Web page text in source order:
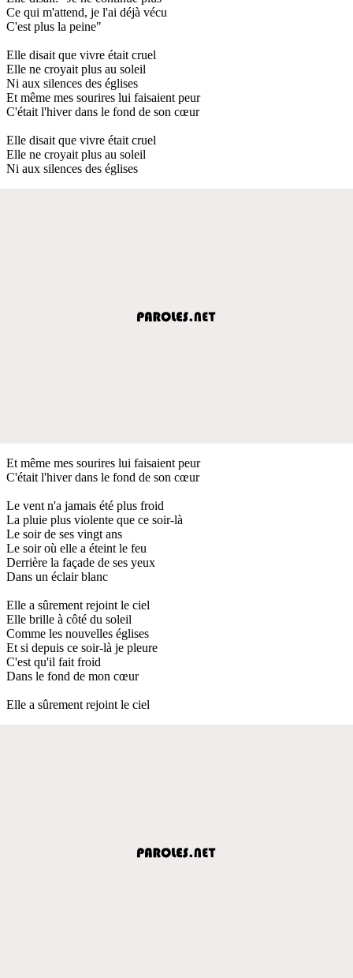
Ce qui m'attend, je l'ai déjà vécu
C'est plus la peine"
Elle disait que vivre était cruel
Elle ne croyait plus au soleil
Ni aux silences des églises
Et même mes sourires lui faisaient peur
C'était l'hiver dans le fond de son cœur
Elle disait que vivre était cruel
Elle ne croyait plus au soleil
Ni aux silences des églises
Et même mes sourires lui faisaient peur
C'était l'hiver dans le fond de son cœur
Le vent n'a jamais été plus froid
La pluie plus violente que ce soir-là
Le soir de ses vingt ans
Le soir où elle a éteint le feu
Derrière la façade de ses yeux
Dans un éclair blanc
Elle a sûrement rejoint le ciel
Elle brille à côté du soleil
Comme les nouvelles églises
Et si depuis ce soir-là je pleure
C'est qu'il fait froid
Dans le fond de mon cœur
Elle a sûrement rejoint le ciel